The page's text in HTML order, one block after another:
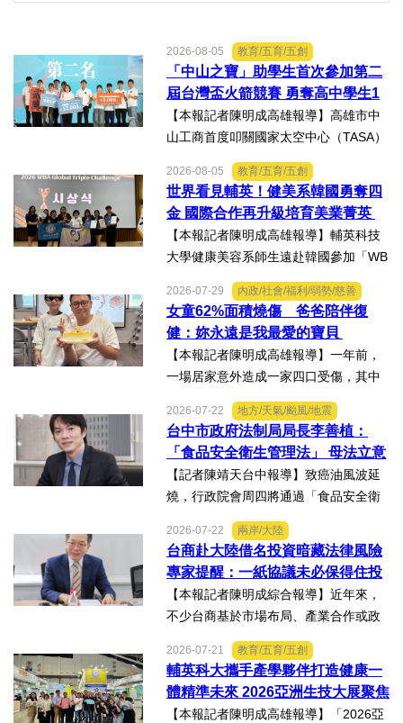
2026-08-05 教育/五育/五創
「中山之寶」助學生首次參加第二
屆台灣盃火箭競賽 勇奪高中學生1
K組亞軍
【本報記者陳明成高雄報導】高雄市中
山工商首度叩關國家太空中心（TASA）
一路過關斬將，順利完成火箭發射，並
將全箭完整回收，勇奪高中學生1K組亞
軍，表現亮眼。陳國清...
2026-08-05 教育/五育/五創
世界看見輔英！健美系韓國勇奪四
金 國際合作再升級培育美業菁英
【本報記者陳明成高雄報導】輔英科技
大學健康美容系師生遠赴韓國參加「WB
賽」及「2026WBAGlobalTripleChallen
ge全球美學現場賽」，展現紮實專業實
力，師生聯手勇奪四金、...
2026-07-29 內政/社會/福利/弱勢/慈善
女童62%面積燒傷 爸爸陪伴復
健：妳永遠是我最愛的寶貝
【本報記者陳明成高雄報導】一年前，
一場居家意外造成一家四口受傷，其中
燒傷，在加護病房搶救超過兩個月，並
歷經在陽光基金會近一年的漫長復復健
及陪伴下，芸芸將於八月重返...
2026-07-22 地方/天氣/颱風/地震
台中市政府法制局局長李善植：
「食品安全衛生管理法」 母法立意
良善但子法標準過於寬鬆、處罰欠
缺嚇阻力、第一線缺乏足夠的人力
【記者陳靖天台中報導】致癌油風波延
燒，行政院會周四將通過「食品安全衛
說明十大修法重點，其中增訂地方主管
機關風險導向查核機制、強化業者異常
通報責任及加重通報不實處...
2026-07-22 兩岸/大陸
台商赴大陸借名投資暗藏法律風險
專家提醒：一紙協議未必保得住投
資權益
【本報記者陳明成綜合報導】近年來，
不少台商基於市場布局、產業合作或政
陸。然而，看似便利的投資模式，卻可
能隱藏股權歸屬、投資收益、經營控制
權及法律責任等風險，一旦...
2026-07-21 教育/五育/五創
輔英科大攜手產學夥伴打造健康一
體精準未來 2026亞洲生技大展聚焦
精準健康創新實力
【本報記者陳明成高雄報導】「2026亞